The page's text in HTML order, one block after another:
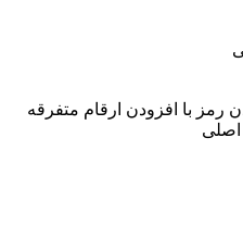
رمز با افزودن ارقام متفرقه
اصلی